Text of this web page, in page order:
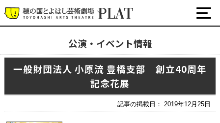
公演・イベント情報
一般財団法人 小原流 豊橋支部 創立40周年
記念花展
記事の掲載日： 2019年12月25日
最新の公演・イベント情報
演劇・ダンス・音楽など
ワークショップ・講座
イベント